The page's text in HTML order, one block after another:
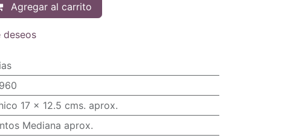
Agregar al carrito
deseos
17 x 12.5 cms. aprox.
Mediana aprox.